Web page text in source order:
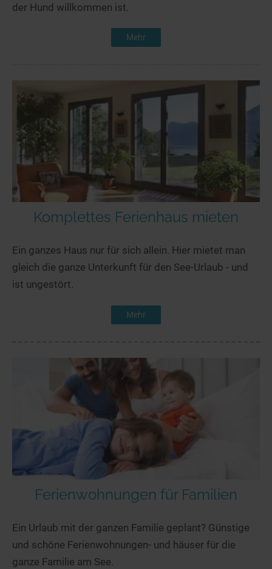
der Hund willkommen ist.
Mehr
Komplettes Ferienhaus mieten
Ein ganzes Haus nur für sich allein. Hier mietet man
gleich die ganze Unterkunft für den See-Urlaub - und
ist ungestört.
Mehr
Ferienwohnungen für Familien
Ein Urlaub mit der ganzen Familie geplant? Günstige
und schöne Ferienwohnungen- und häuser für die
ganze Familie am See.